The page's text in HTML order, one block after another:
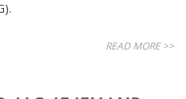
READ MORE >>